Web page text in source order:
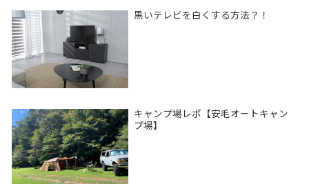
黒いテレビを白くする方法？！
キャンプ場レポ【安毛オートキャン
プ場】